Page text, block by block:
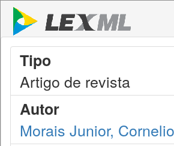
Tipo
Artigo de revista
Autor
Morais Junior,